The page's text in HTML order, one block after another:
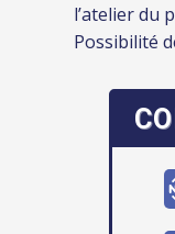
l’atelier du
Possibilité